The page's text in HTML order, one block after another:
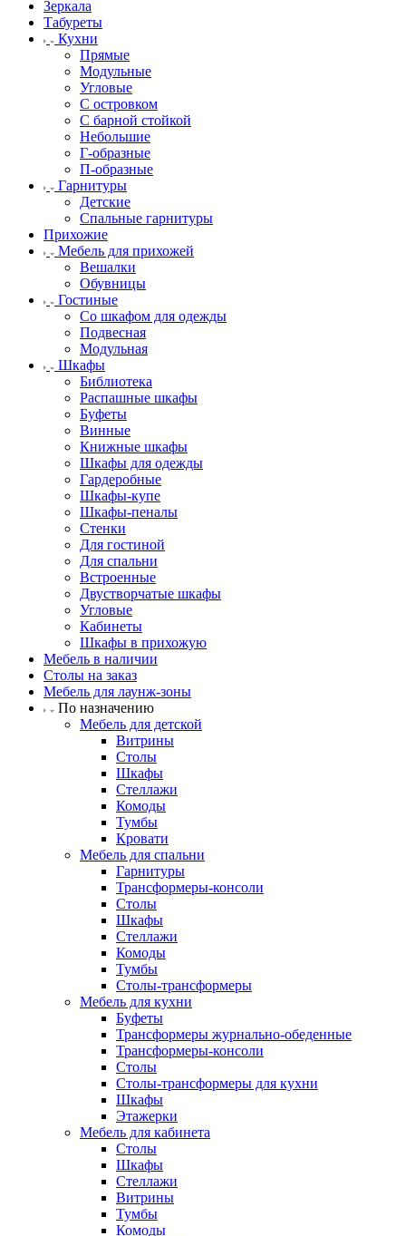
Зеркала
Табуреты
Кухни
Прямые
Модульные
Угловые
С островком
С барной стойкой
Небольшие
Г-образные
П-образные
Гарнитуры
Детские
Спальные гарнитуры
Прихожие
Мебель для прихожей
Вешалки
Обувницы
Гостиные
Со шкафом для одежды
Подвесная
Модульная
Шкафы
Библиотека
Распашные шкафы
Буфеты
Винные
Книжные шкафы
Шкафы для одежды
Гардеробные
Шкафы-купе
Шкафы-пеналы
Стенки
Для гостиной
Для спальни
Встроенные
Двустворчатые шкафы
Угловые
Кабинеты
Шкафы в прихожую
Мебель в наличии
Столы на заказ
Мебель для лаунж-зоны
По назначению
Мебель для детской
Витрины
Столы
Шкафы
Стеллажи
Комоды
Тумбы
Кровати
Мебель для спальни
Гарнитуры
Трансформеры-консоли
Столы
Шкафы
Стеллажи
Комоды
Тумбы
Столы-трансформеры
Мебель для кухни
Буфеты
Трансформеры журнально-обеденные
Трансформеры-консоли
Столы
Столы-трансформеры для кухни
Шкафы
Этажерки
Мебель для кабинета
Столы
Шкафы
Стеллажи
Витрины
Тумбы
Комоды